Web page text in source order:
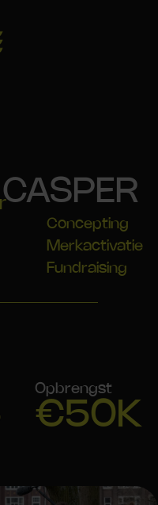
Concepting
Merkactivatie
Fundraising
Opbrengst
€50K